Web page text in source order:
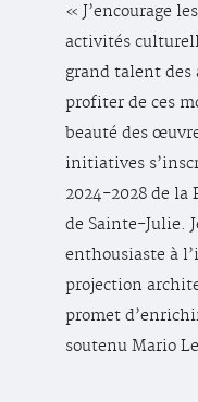
« J’encourage
activités
grand talent des
profiter de ces
beauté des
initiatives
2024-2028 de
de Sainte-Julie.
enthousiaste à
projection
promet
soutenu Mario